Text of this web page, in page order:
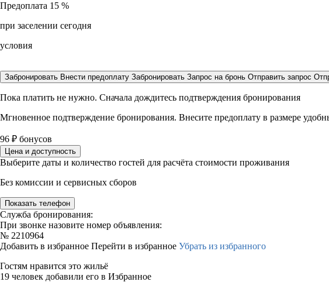
Предоплата 15 %
при заселении сегодня
условия
Забронировать Внести предоплату Забронировать Запрос на бронь Отправить запрос
Пока платить не нужно. Сначала дождитесь подтверждения бронирования
Мгновенное подтверждение бронирования. Внесите предоплату в размере
96 ₽ бонусов
Цена и доступность
Выберите даты и количество гостей для расчёта стоимости проживания
Без комиссии и сервисных сборов
Показать телефон
Служба бронирования:
При звонке назовите номер объявления:
№ 2210964
Добавить в избранное Перейти в избранное Убрать из избранного
Гостям нравится это жильё
19 человек добавили его в Избранное